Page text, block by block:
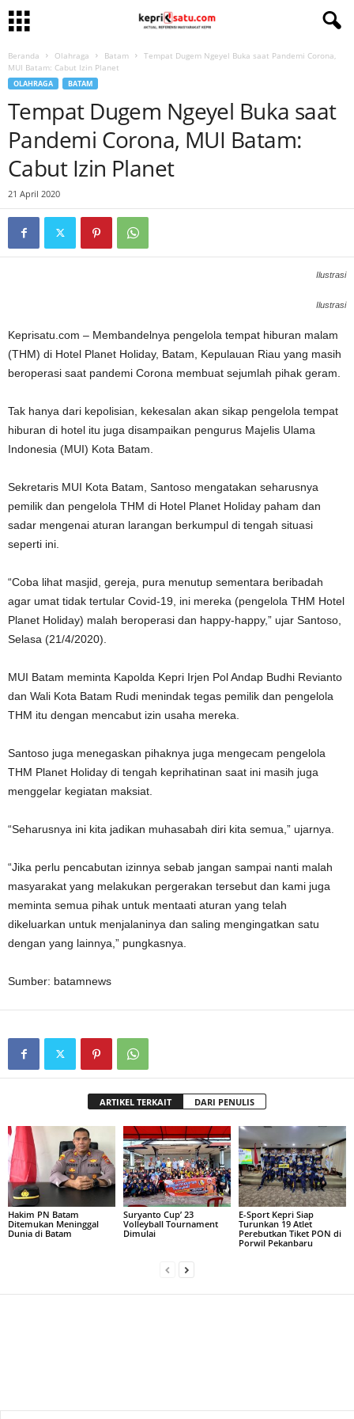
Beranda Olahraga Batam
Tempat Dugem Ngeyel Buka saat Pandemi Corona,
MUI Batam: Cabut Izin Planet
OLAHRAGA BATAM
Tempat Dugem Ngeyel Buka saat
Pandemi Corona, MUI Batam:
Cabut Izin Planet
21 April 2020
Ilustrasi
Ilustrasi
Keprisatu.com – Membandelnya pengelola tempat hiburan malam
(THM) di Hotel Planet Holiday, Batam, Kepulauan Riau yang masih
beroperasi saat pandemi Corona membuat sejumlah pihak geram.
Tak hanya dari kepolisian, kekesalan akan sikap pengelola tempat
hiburan di hotel itu juga disampaikan pengurus Majelis Ulama
Indonesia (MUI) Kota Batam.
Sekretaris MUI Kota Batam, Santoso mengatakan seharusnya
pemilik dan pengelola THM di Hotel Planet Holiday paham dan
sadar mengenai aturan larangan berkumpul di tengah situasi
seperti ini.
“Coba lihat masjid, gereja, pura menutup sementara beribadah
agar umat tidak tertular Covid-19, ini mereka (pengelola THM Hotel
Planet Holiday) malah beroperasi dan happy-happy,” ujar Santoso,
Selasa (21/4/2020).
MUI Batam meminta Kapolda Kepri Irjen Pol Andap Budhi Revianto
dan Wali Kota Batam Rudi menindak tegas pemilik dan pengelola
THM itu dengan mencabut izin usaha mereka.
Santoso juga menegaskan pihaknya juga mengecam pengelola
THM Planet Holiday di tengah keprihatinan saat ini masih juga
menggelar kegiatan maksiat.
“Seharusnya ini kita jadikan muhasabah diri kita semua,” ujarnya.
“Jika perlu pencabutan izinnya sebab jangan sampai nanti malah
masyarakat yang melakukan pergerakan tersebut dan kami juga
meminta semua pihak untuk mentaati aturan yang telah
dikeluarkan untuk menjalaninya dan saling mengingatkan satu
dengan yang lainnya,” pungkasnya.
Sumber: batamnews
ARTIKEL TERKAIT DARI PENULIS
Hakim PN Batam
Ditemukan Meninggal
Dunia di Batam
Suryanto Cup’ 23
Volleyball Tournament
Dimulai
E-Sport Kepri Siap
Turunkan 19 Atlet
Perebutkan Tiket PON di
Porwil Pekanbaru